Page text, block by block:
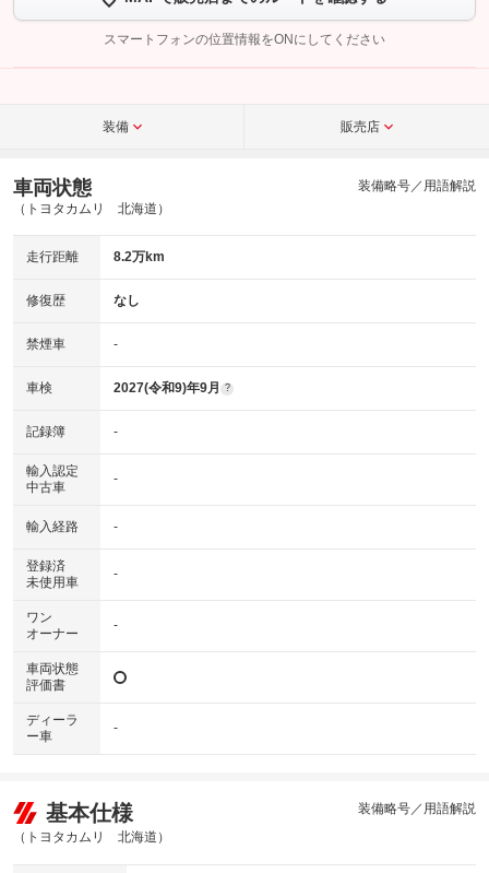
完了してください。
こちら
スマートフォンの位置情報をONにしてください
装備 販売店
車両状態
（トヨタカムリ 北海道）
装備略号／用語解説
走行距離 8.2万km
修復歴 なし
禁煙車 -
車検 2027(令和9)年9月 ?
記録簿 -
輸入認定
中古車
-
輸入経路 -
登録済
未使用車
-
ワン
オーナー
-
車両状態
評価書
ディーラ
ー車
-
基本仕様
（トヨタカムリ 北海道）
装備略号／用語解説